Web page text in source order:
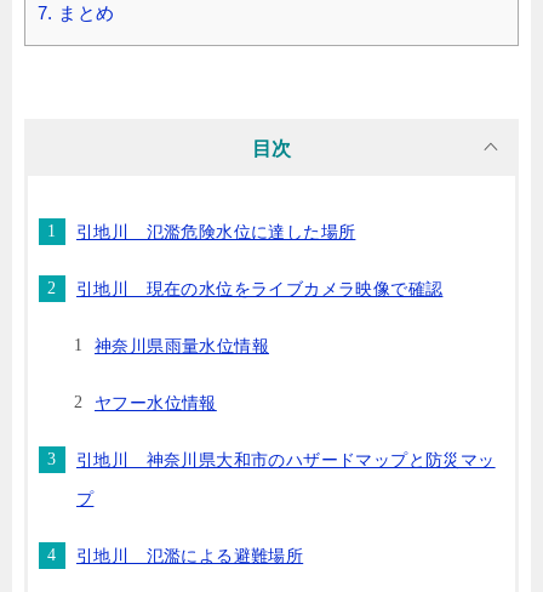
7. まとめ
目次
引地川 氾濫危険水位に達した場所
引地川 現在の水位をライブカメラ映像で確認
神奈川県雨量水位情報
ヤフー水位情報
引地川 神奈川県大和市のハザードマップと防災マッ
プ
引地川 氾濫による避難場所